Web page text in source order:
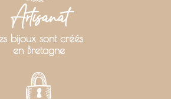
Artisanat
bijoux sont créés
en Bretagne